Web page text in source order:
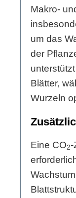
Makro-
um das
der
Blätter,
Wurzeln
Eine CO2-